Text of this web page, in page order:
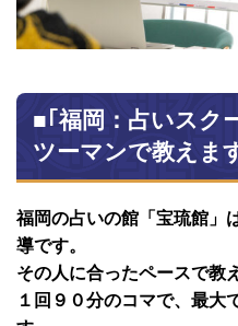
■｢福岡：占いスク
ツーマンで教えま
福岡の占いの館「宝琉館」
導です。
その人に合ったペースで教
１回９０分のコマで、最大